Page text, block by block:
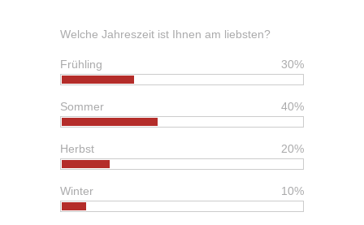
Welche Jahreszeit ist Ihnen am liebsten?
30%
Frühling
40%
Sommer
20%
Herbst
10%
Winter